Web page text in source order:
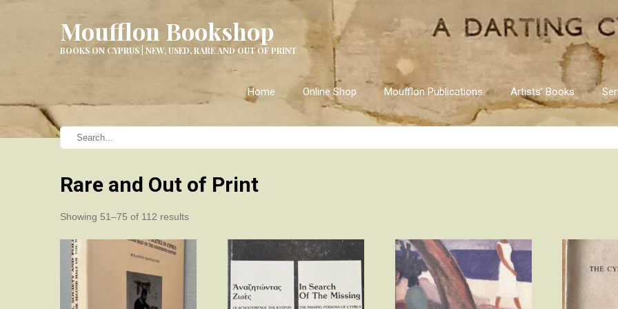
Moufflon Bookshop
BOOKS ON CYPRUS | NEW, USED, RARE AND OUT OF PRINT
Home Online Shop Moufflon Publications Artists’ Books
Rare and Out of Print
Showing 51–75 of 112 resultsSorted